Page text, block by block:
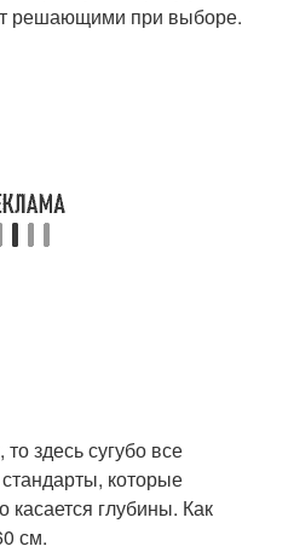
решающими при выборе.
здесь сугубо все
которые
касается глубины. Как
см.